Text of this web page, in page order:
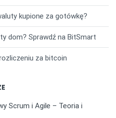
kupione za gotówkę?
dom? Sprawdź na BitSmart
za bitcoin
Scrum i Agile – Teoria i